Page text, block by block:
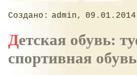
admin 09.01.2014
Детская обувь: туфли,
спортивная обувь